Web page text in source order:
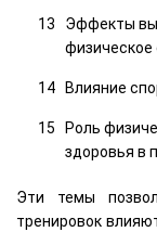
Эффекты
физическое
Влияние
Роль
здоровья в
Эти темы
тренировок